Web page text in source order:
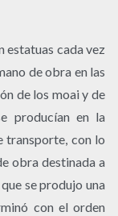
estatuas cada vez
de obra en las
de los moai y de
producían en la
transporte, con lo
obra destinada a
se produjo una
con el orden